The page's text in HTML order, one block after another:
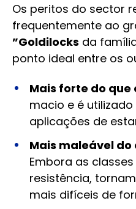
Os peritos do sector
frequentemente ao
”Goldilocks da
ponto ideal entre os
Mais forte do que
macio e é
aplicações de
Mais maleável do
Embora as
resistência,
mais difíceis de